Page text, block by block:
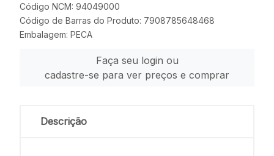
Código NCM: 94049000
Código de Barras do Produto: 7908785648468
Embalagem: PECA
Faça seu login ou
cadastre-se para ver preços e comprar
Descrição